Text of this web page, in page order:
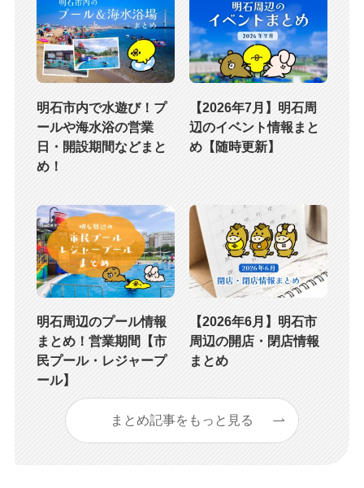
明石市内で水遊び！プ
ールや海水浴の営業
日・開設期間などまと
め！
【2026年7月】明石周
辺のイベント情報まと
め【随時更新】
明石周辺のプール情報
まとめ！営業期間【市
民プール・レジャープ
ール】
【2026年6月】明石市
周辺の開店・閉店情報
まとめ
まとめ記事をもっと見る